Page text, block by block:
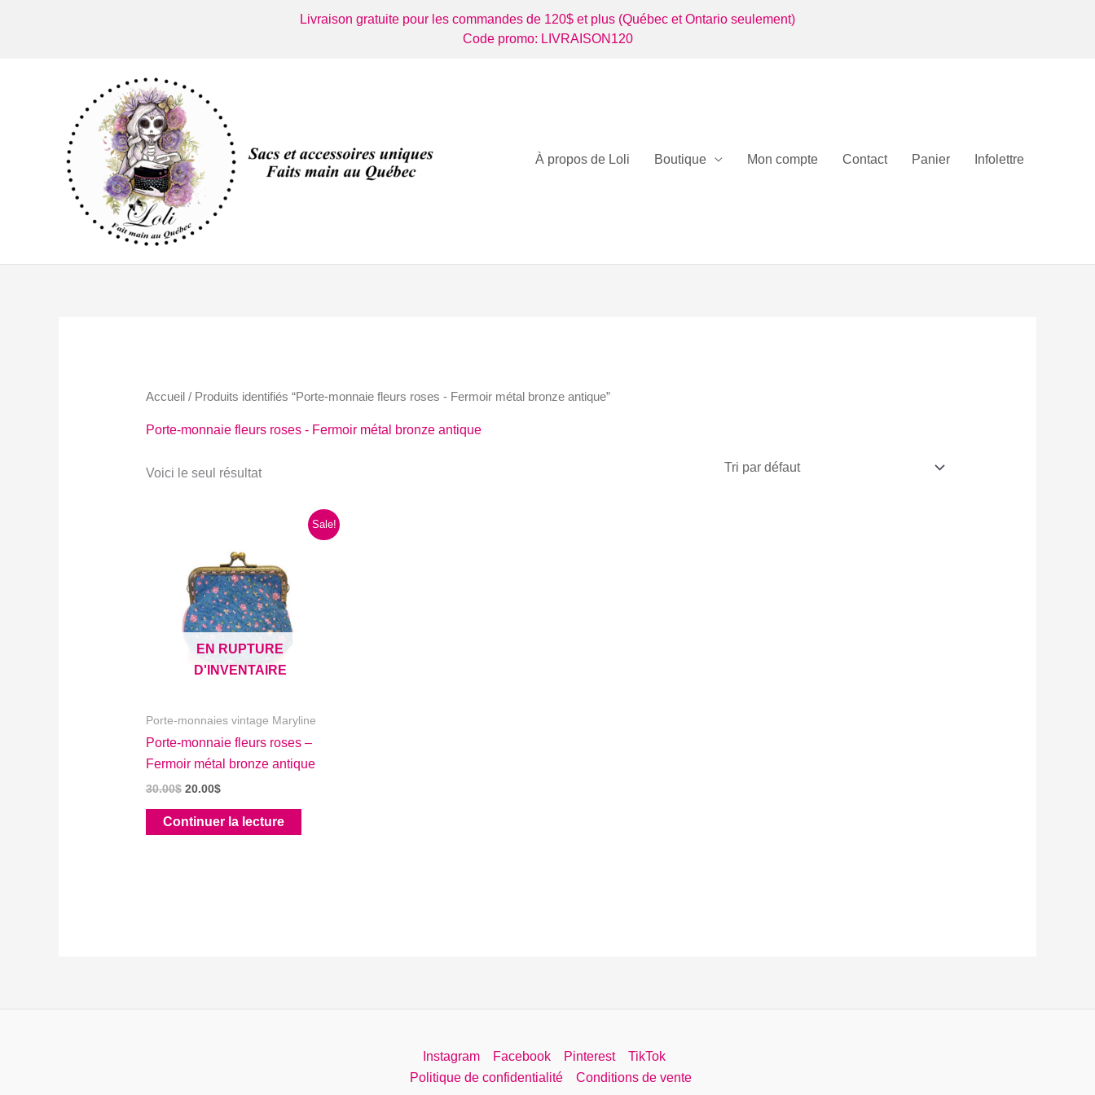
Livraison gratuite pour les commandes de 120$ et plus (Québec et Ontario seulement)
Code promo: LIVRAISON120
À propos de Loli Boutique Mon compte Contact Panier Infolettre
Accueil / Produits identifiés “Porte-monnaie fleurs roses - Fermoir métal bronze antique”
Porte-monnaie fleurs roses - Fermoir métal bronze antique
Voici le seul résultat
Sale!
EN RUPTURE
D'INVENTAIRE
Porte-monnaies vintage Maryline
Porte-monnaie fleurs roses –
Fermoir métal bronze antique
30.00$ Le
initial
était :
20.00$Le
actuel
est :
Continuer la lecture
Instagram Facebook Pinterest
TikTok
Politique de confidentialité
Conditions de vente